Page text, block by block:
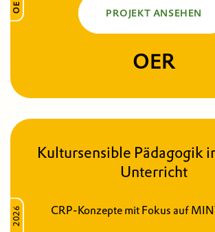
OER PROJEKT ANSEHEN
OER
2026
Kultursensible Pädagogik
Unterricht
CRP-Konzepte mit Fokus auf